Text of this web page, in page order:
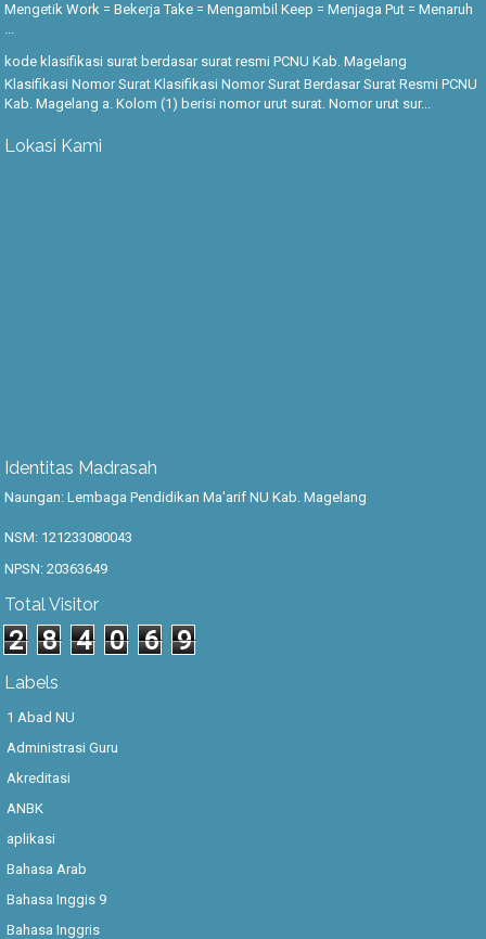
Mengetik Work = Bekerja Take = Mengambil Keep = Menjaga Put = Menaruh
...
kode klasifikasi surat berdasar surat resmi PCNU Kab. Magelang
Klasifikasi Nomor Surat Klasifikasi Nomor Surat Berdasar Surat Resmi PCNU
Kab. Magelang a. Kolom (1) berisi nomor urut surat. Nomor urut sur...
Lokasi Kami
Identitas Madrasah
Naungan: Lembaga Pendidikan Ma'arif NU Kab. Magelang
NSM: 121233080043
NPSN: 20363649
Total Visitor
2 8 4 0 6 9
Labels
1 Abad NU
Administrasi Guru
Akreditasi
ANBK
aplikasi
Bahasa Arab
Bahasa Inggis 9
Bahasa Inggris